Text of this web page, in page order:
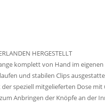
HERGESTELLT
komplett von Hand im
und stabilen Clips
speziell mitgelieferten Dose mit
Anbringen der Knöpfe an der